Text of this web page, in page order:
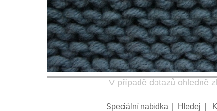
V případě dotazů ohledně
Speciální nabídka Hledej